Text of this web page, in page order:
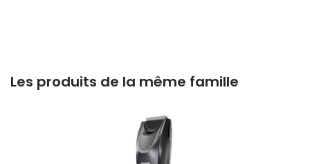
Les produits de la même famille